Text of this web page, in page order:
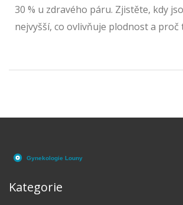
30 % u zdravého páru. Zjistěte, kdy
nejvyšší, co ovlivňuje plodnost a
Kategorie